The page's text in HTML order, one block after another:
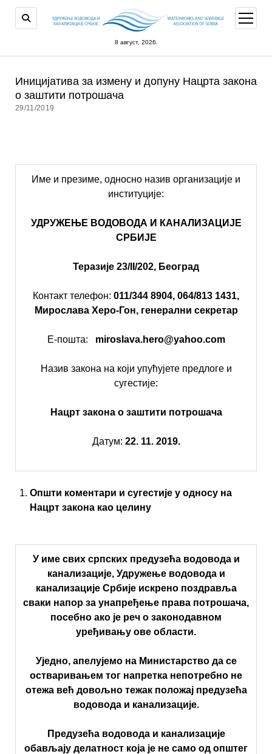
8 август, 2026.
open
menu
Иницијатива за измену и допуну Нацрта закона
о заштити потрошача
29/11/2019
Име и презиме, односно назив организације и
институције:
УДРУЖЕЊЕ ВОДОВОДА И КАНАЛИЗАЦИЈЕ
СРБИЈЕ
Теразије 23/II/202, Београд
Контакт телефон: 011/344 8904, 064/813 1431,
Мирослава Херо-Гон, генерални секретар
Е-пошта: miroslava.hero@yahoo.com
Назив закона на који упућујете предлоге и
сугестије:
Нацрт закона о заштити потрошача
Датум: 22. 11. 2019.
Општи коментари и сугестије у односу на
Нацрт закона као целину
У име свих српских предузећа водовода и
канализације, Удружење водовода и
канализације Србије искрено поздравља
сваки напор за унапређење права потрошача,
посебно ако је реч о законодавном
уређивању ове области.
Уједно, апелујемо на Министарство да се
остваривањем тог напретка непотребно не
отежа већ довољно тежак положај предузећа
водовода и канализације.
Предузећа водовода и канализације
обављају делатност која је не само од општег